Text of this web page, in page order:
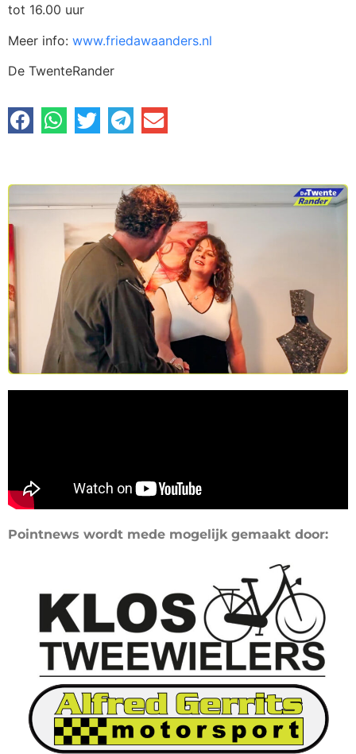
tot 16.00 uur
Meer info: www.friedawaanders.nl
De TwenteRander
Pointnews wordt mede mogelijk gemaakt door: